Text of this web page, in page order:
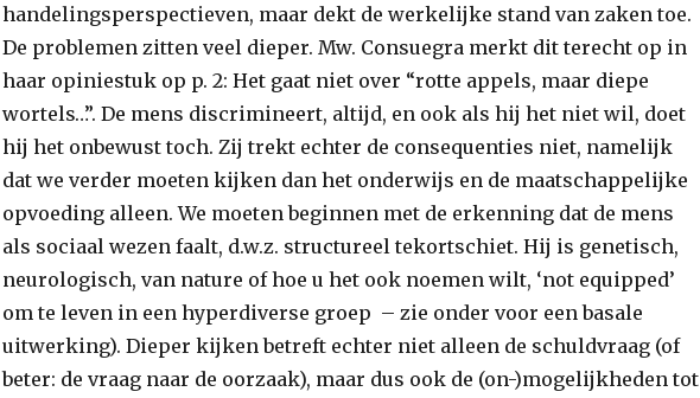
handelingsperspectieven, maar dekt de werkelijke stand van zaken toe.
De problemen zitten veel dieper. Mw. Consuegra merkt dit terecht op in
haar opiniestuk op p. 2: Het gaat niet over “rotte appels, maar diepe
wortels…”. De mens discrimineert, altijd, en ook als hij het niet wil, doet
hij het onbewust toch. Zij trekt echter de consequenties niet, namelijk
dat we verder moeten kijken dan het onderwijs en de maatschappelijke
opvoeding alleen. We moeten beginnen met de erkenning dat de mens
als sociaal wezen faalt, d.w.z. structureel tekortschiet. Hij is genetisch,
neurologisch, van nature of hoe u het ook noemen wilt, ‘not equipped’
om te leven in een hyperdiverse groep – zie onder voor een basale
uitwerking). Dieper kijken betreft echter niet alleen de schuldvraag (of
beter: de vraag naar de oorzaak), maar dus ook de (on-)mogelijkheden tot